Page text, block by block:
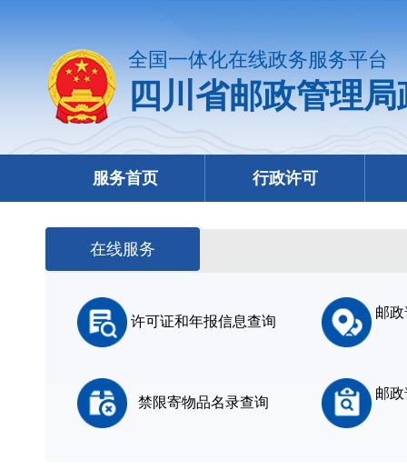
全国一体化在线政务服务平台
四川省邮政管理
服务首页 行政许可
在线服务
许可证和年报信息查询
邮
禁限寄物品名录查询
邮